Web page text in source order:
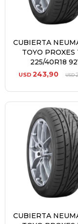
CUBIERTA
TOYO PROXES
225/40R18
USD 243,90 USD
CUBIERTA